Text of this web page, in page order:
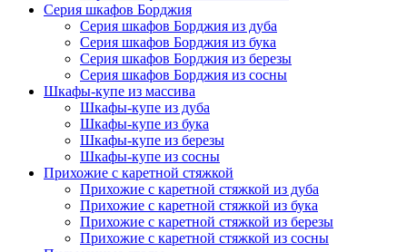
Серия шкафов Борджия
Серия шкафов Борджия из дуба
Серия шкафов Борджия из бука
Серия шкафов Борджия из березы
Серия шкафов Борджия из сосны
Шкафы-купе из массива
Шкафы-купе из дуба
Шкафы-купе из бука
Шкафы-купе из березы
Шкафы-купе из сосны
Прихожие с каретной стяжкой
Прихожие с каретной стяжкой из дуба
Прихожие с каретной стяжкой из бука
Прихожие с каретной стяжкой из березы
Прихожие с каретной стяжкой из сосны